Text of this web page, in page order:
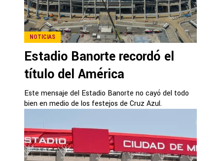
NOTICIAS
Estadio Banorte recordó el
título del América
Este mensaje del Estadio Banorte no cayó del todo
bien en medio de los festejos de Cruz Azul.